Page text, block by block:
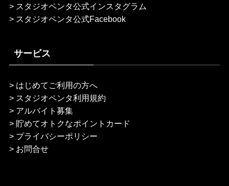
> スタジオペンタ公式インスタグラム
> スタジオペンタ公式Facebook
サービス
> はじめてご利用の方へ
> スタジオペンタ利用規約
> アルバイト募集
> 貯めてオトクなポイントカード
> プライバシーポリシー
> お問合せ